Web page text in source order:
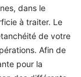
dans le
à traiter. Le
de votre
Afin de
pour la